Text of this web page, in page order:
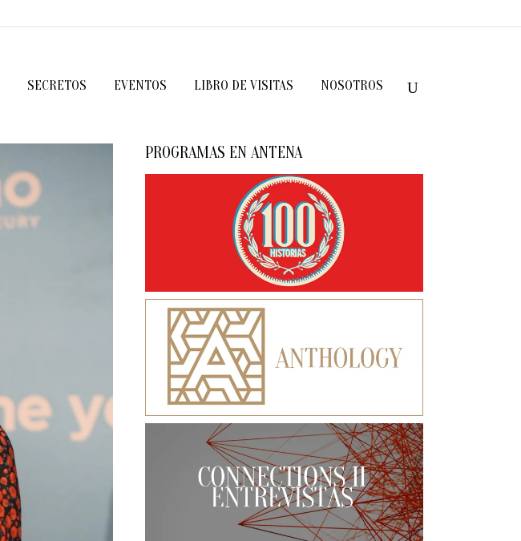
SECRETOS EVENTOS LIBRO DE VISITAS NOSOTROS
PROGRAMAS EN ANTENA